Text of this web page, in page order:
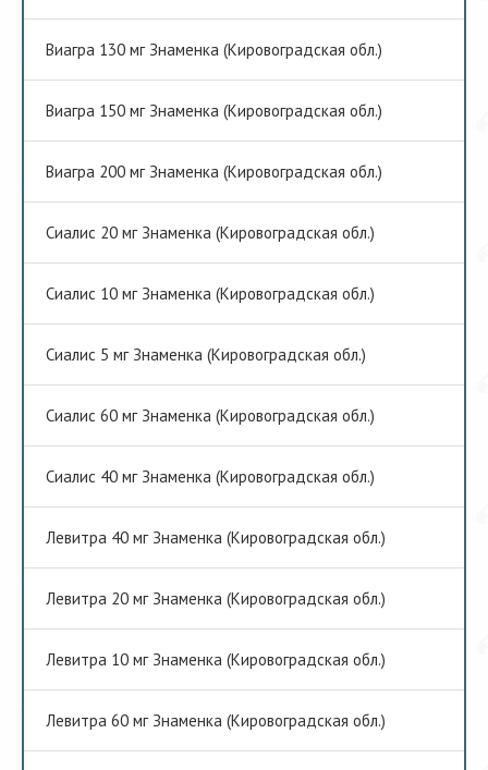
Виагра 130 мг Знаменка (Кировоградская обл.)
Виагра 150 мг Знаменка (Кировоградская обл.)
Виагра 200 мг Знаменка (Кировоградская обл.)
Сиалис 20 мг Знаменка (Кировоградская обл.)
Сиалис 10 мг Знаменка (Кировоградская обл.)
Сиалис 5 мг Знаменка (Кировоградская обл.)
Сиалис 60 мг Знаменка (Кировоградская обл.)
Сиалис 40 мг Знаменка (Кировоградская обл.)
Левитра 40 мг Знаменка (Кировоградская обл.)
Левитра 20 мг Знаменка (Кировоградская обл.)
Левитра 10 мг Знаменка (Кировоградская обл.)
Левитра 60 мг Знаменка (Кировоградская обл.)